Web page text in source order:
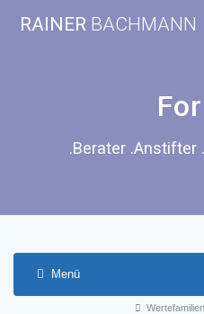
RAINER BACHMANN
.Berater
Menü
Forum-